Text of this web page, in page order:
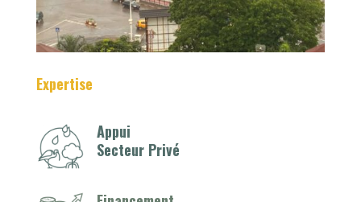
Expertise
Appui
Secteur Privé